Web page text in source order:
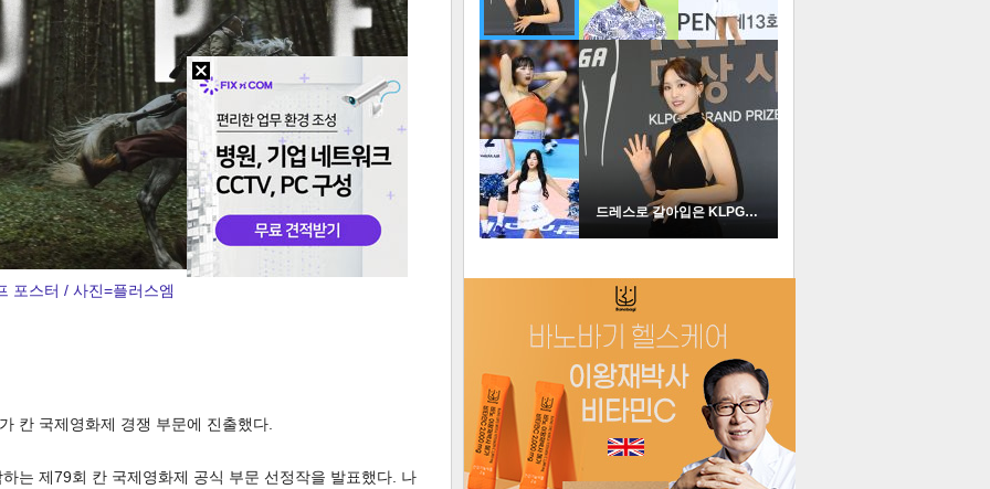
텍스 텍스 url 복 인쇄
포스터 / 사진=플러스엠
칸 국제영화제 경쟁 부문에 진출했다.
는 제79회 칸 국제영화제 공식 부문 선정작을 발표했다. 나
많이 본 뉴스
연예
스포츠 포토
2
더보기
인기포토
드레스로 갈아입은 KLPGA …